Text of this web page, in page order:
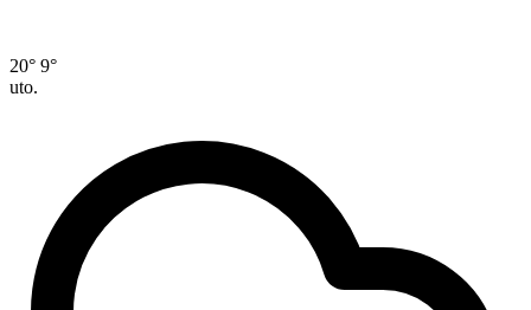
20° 9°
uto.